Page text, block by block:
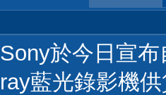
Sony於今日宣
ray藍光錄影機